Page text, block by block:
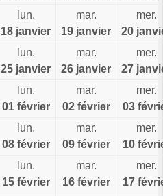
lun.
18 janvier
mar.
19 janvier
mer.
20
lun.
25 janvier
mar.
26 janvier
mer.
27
lun.
01 février
mar.
02 février
mer.
03
lun.
08 février
mar.
09 février
mer.
10
lun.
15 février
mar.
16 février
mer.
17